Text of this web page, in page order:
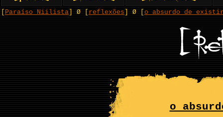
Paraíso Niilista ] Ø [ reflexões ] Ø [ o absurdo de
o